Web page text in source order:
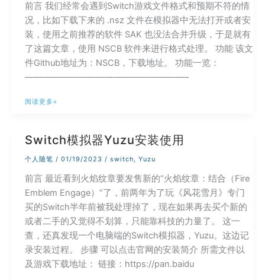
目
通
关
个
人
前言 我们经常会遇到Switch游戏文件格式和预期不符的情
况，比如下载下来的 .nsz 文件在模拟器中无法打开或者安
装，使用之前推荐的软件 SAK 也没法合并升级，于是就有
了这篇文章，使用 NSCB 软件来进行格式处理。 功能 该文
件Github地址为：NSCB，下载地址。 功能一览：
——————————————————–
Switch
使
用
NSCB
XCI,NSP,NSZ
教
阅读更多»
Switch模拟器Yuzu安装使用
个人随笔 / 01/19/2023 / switch, Yuzu
前言 最近看到火焰纹章要发售新的“火焰纹章：结合（Fire
Emblem Engage）”了，前两年为了玩《风花雪月》专门
买的Switch半年前被我处理掉了，现在如果再去买个新的
或者二手的又觉得不划算，只能靠科技的力量了。 这一
查，还真发现一个电脑端的Switch模拟器，Yuzu。这边记
录安装过程。 步骤 可以点击官网的安装简介 所需文件以
及游戏下载地址： 链接：https://pan.baidu